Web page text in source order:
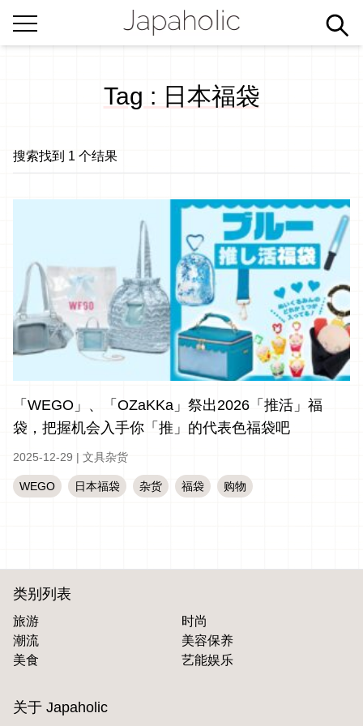
Tag : 日本福袋
搜索找到 1 个结果
「WEGO」、「OZaKKa」祭出2026「推活」福
袋，把握机会入手你「推」的代表色福袋吧
2025-12-29 | 文具杂货
WEGO 日本福袋 杂货 福袋 购物
类别列表
旅游
时尚
潮流
美容保养
美食
艺能娱乐
关于 Japaholic